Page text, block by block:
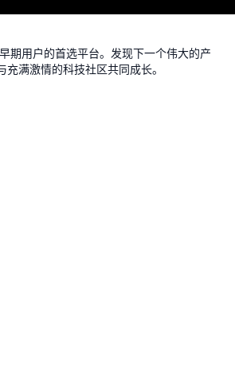
期用户的首选平台。发现下一个伟大的产
充满激情的科技社区共同成长。